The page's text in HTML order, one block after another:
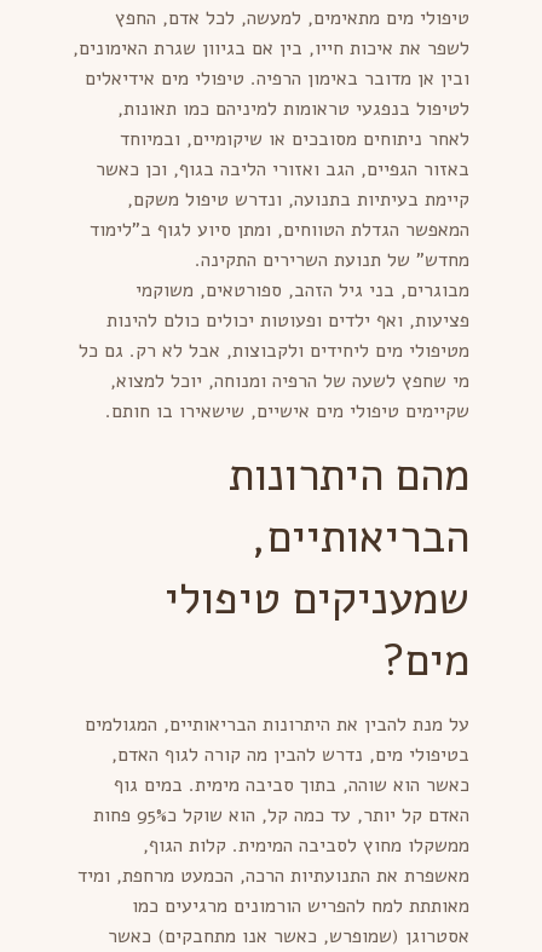
טיפולי מים מתאימים, למעשה, לכל אדם, החפץ
לשפר את איכות חייו, בין אם בגיוון שגרת האימונים,
ובין אן מדובר באימון הרפיה. טיפולי מים אידיאלים
לטיפול בנפגעי טראומות למיניהם כמו תאונות,
לאחר ניתוחים מסובכים או שיקומיים, ובמיוחד
באזור הגפיים, הגב ואזורי הליבה בגוף, וכן כאשר
קיימת בעיתיות בתנועה, ונדרש טיפול משקם,
המאפשר הגדלת הטווחים, ומתן סיוע לגוף ב"לימוד
מחדש" של תנועת השרירים התקינה.
מבוגרים, בני גיל הזהב, ספורטאים, משוקמי
פציעות, ואף ילדים ופעוטות יכולים כולם להינות
מטיפולי מים ליחידים ולקבוצות, אבל לא רק. גם כל
מי שחפץ לשעה של הרפיה ומנוחה, יוכל למצוא,
שקיימים טיפולי מים אישיים, שישאירו בו חותם.
מהם היתרונות
הבריאותיים,
שמעניקים טיפולי
מים?
על מנת להבין את היתרונות הבריאותיים, המגולמים
בטיפולי מים, נדרש להבין מה קורה לגוף האדם,
כאשר הוא שוהה, בתוך סביבה מימית. במים גוף
האדם קל יותר, עד כמה קל, הוא שוקל כ95% פחות
ממשקלו מחוץ לסביבה המימית. קלות הגוף,
מאשפרת את התנועתיות הרכה, הכמעט מרחפת, ומיד
מאותתת למח להפריש הורמונים מרגיעים כמו
אסטרוגן (שמופרש, כאשר אנו מתחבקים) כאשר